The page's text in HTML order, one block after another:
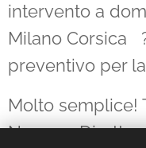
intervento a
Milano Corsica
preventivo per
Molto semplice!
Numero Diretto